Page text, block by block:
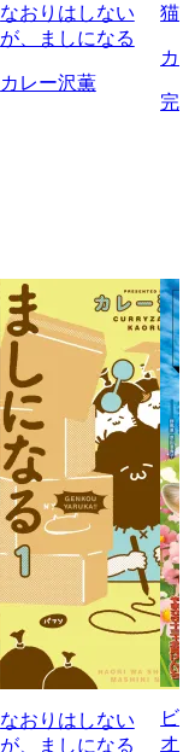
なおりはしない
が、ましになる
カレー沢薫
猫
カ
完
なおりはしない
が、ましになる
ビ
オ